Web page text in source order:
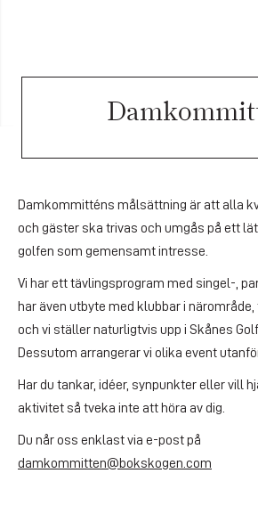
Damkommitténs målsättning är att alla
och gäster ska trivas och umgås på ett
golfen som gemensamt intresse.
Vi har ett tävlingsprogram med singel-,
har även utbyte med klubbar i
och vi ställer naturligtvis upp i Skånes
Dessutom arrangerar vi olika event
Har du tankar, idéer, synpunkter eller vill
aktivitet så tveka inte att höra av dig.
Du når oss enklast via e-post på
damkommitten@bokskogen.com